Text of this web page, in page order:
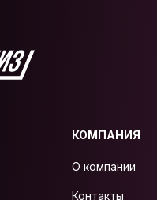
КОМПАНИЯ
О компании
Контакты